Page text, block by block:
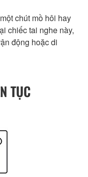
chút mồ hôi hay
chiếc tai nghe này,
động hoặc di
TỤC